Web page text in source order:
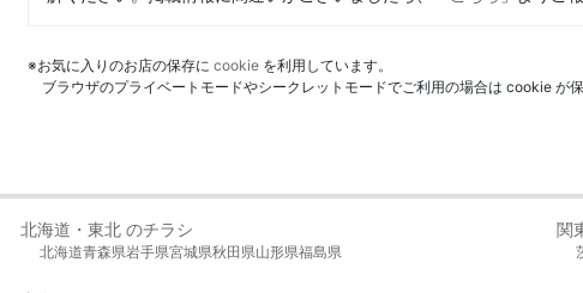
※お気に入りのお店の保存に cookie を利用しています。
ブラウザのプライベートモードやシークレットモードでご利用の場合は cookie が
北海道・東北 のチラシ
北海道青森県岩手県宮城県秋田県山形県福島県
関